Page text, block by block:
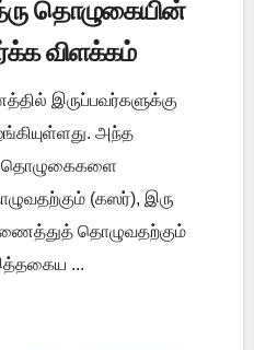
தொழுகையின்
விளக்கம்
இருப்பவர்களுக்கு
அந்த
தொழுகைகளை
(கஸர்), இரு
தொழுவதற்கும்
...